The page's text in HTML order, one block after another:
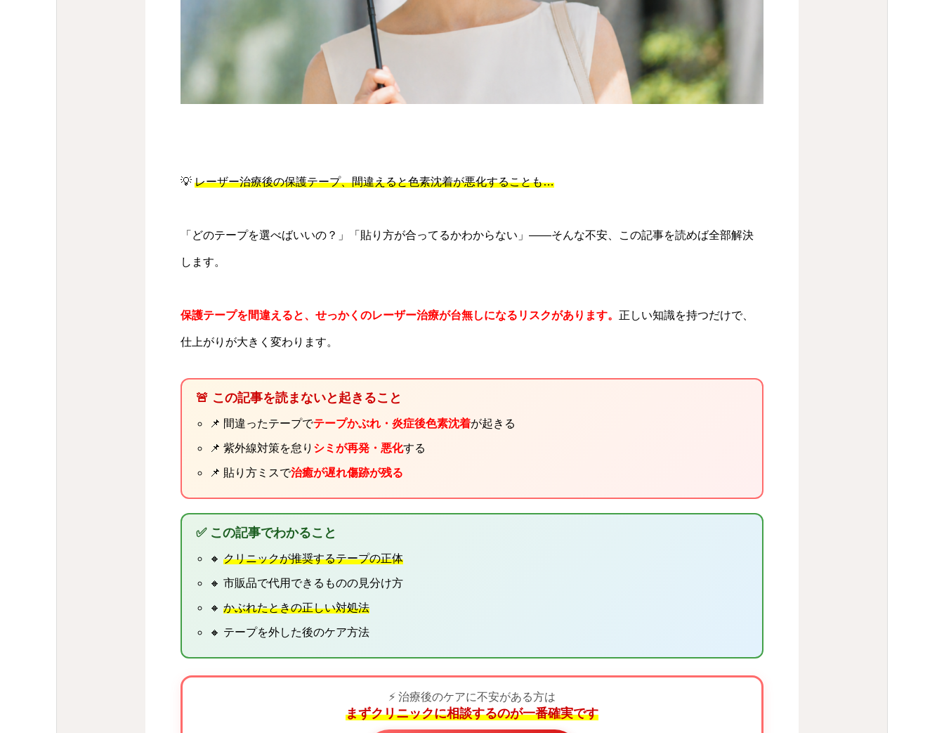
💡 レーザー治療後の保護テープ、間違えると色素沈着が悪化することも…
「どのテープを選べばいいの？」「貼り方が合ってるかわからない」——そんな不安、この記事を読めば全部解決
します。
保護テープを間違えると、せっかくのレーザー治療が台無しになるリスクがあります。 正しい知識を持つだけで、
仕上がりが大きく変わります。
🚨 この記事を読まないと起きること
📌 間違ったテープでテープかぶれ・炎症後色素沈着が起きる
📌 紫外線対策を怠り シミが再発・悪化する
📌 貼り方ミスで治癒が遅れ傷跡が残る
✅ この記事でわかること
🔸クリニックが推奨するテープの正体
🔸 市販品で代用できるものの見分け方
🔸かぶれたときの正しい対処法
🔸 テープを外した後のケア方法
⚡ 治療後のケアに不安がある方は
まずクリニックに相談するのが一番確実です